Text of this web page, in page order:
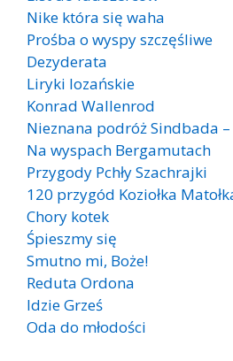
Nike która się waha
Prośba o wyspy szczęśliwe
Dezyderata
Liryki lozańskie
Konrad Wallenrod
Nieznana podróż Sindbada
Na wyspach Bergamutach
Przygody Pchły Szachrajki
120 przygód Koziołka
Chory kotek
Śpieszmy się
Smutno mi, Boże!
Reduta Ordona
Idzie Grześ
Oda do młodości